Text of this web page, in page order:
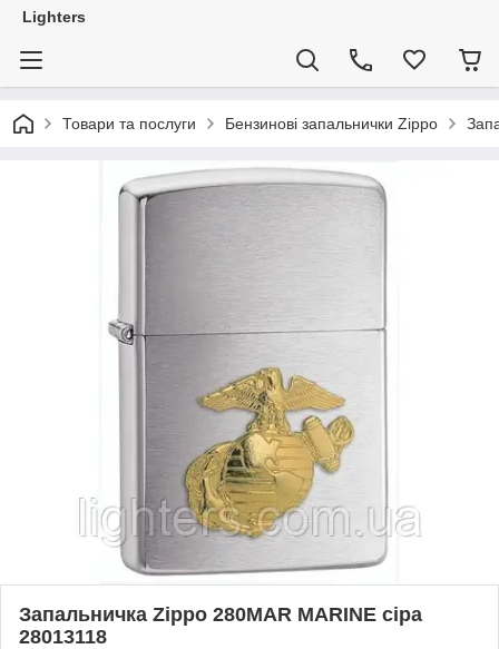
Lighters
Товари та послуги Бензинові запальнички Zippo
Запальничка Zippo 280MAR MARINE сіра
28013118